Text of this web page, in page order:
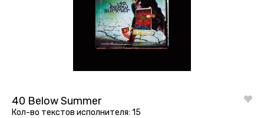
40 Below Summer
Кол-во текстов исполнителя: 15